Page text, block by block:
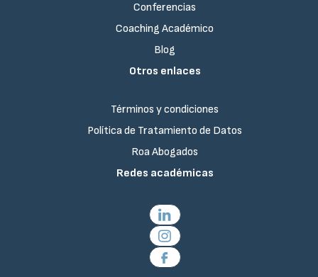
Conferencias
Coaching Académico
Blog
Otros enlaces
Términos y condiciones
Política de Tratamiento de Datos
Roa Abogados
Redes académicas